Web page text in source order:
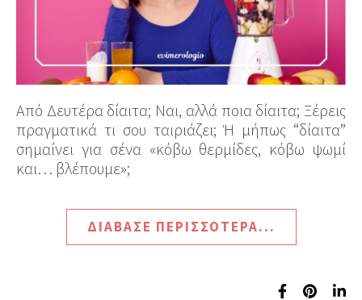
Από Δευτέρα δίαιτα; Ναι, αλλά ποια δίαιτα; Ξέρεις
πραγματικά τι σου ταιριάζει; Ή μήπως “δίαιτα”
σημαίνει για σένα «κόβω θερμίδες, κόβω ψωμί
και… βλέπουμε»;
ΔΙΆΒΑΣΕ ΠΕΡΙΣΣΌΤΕΡΑ...